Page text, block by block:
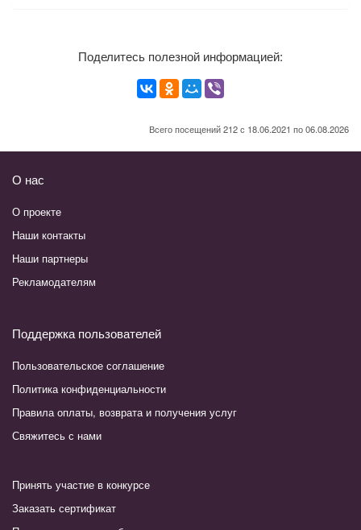
Поделитесь полезной информацией:
Всего посещений 212 с 18.06.2021 по 06.08.2026
О нас
О проекте
Наши контакты
Наши партнеры
Рекламодателям
Поддержка пользователей
Пользовательское соглашение
Политика конфиденциальности
Правила оплаты, возврата и получения услуг
Свяжитесь с нами
Принять участие в конкурсе
Заказать сертификат